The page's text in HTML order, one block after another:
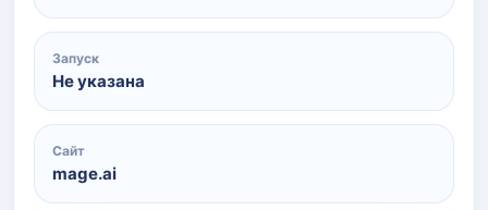
Запуск
Не указана
Сайт
mage.ai